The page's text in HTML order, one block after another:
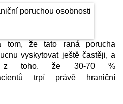
tom, že tato raná porucha
vyskytovat ještě častěji, a
z toho, že 30-70 %
trpí právě hraniční